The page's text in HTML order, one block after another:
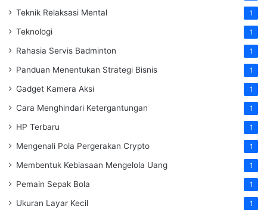
Teknik Relaksasi Mental 1
Teknologi 1
Rahasia Servis Badminton 1
Panduan Menentukan Strategi Bisnis 1
Gadget Kamera Aksi 1
Cara Menghindari Ketergantungan 1
HP Terbaru 1
Mengenali Pola Pergerakan Crypto 1
Membentuk Kebiasaan Mengelola Uang 1
Pemain Sepak Bola 1
Ukuran Layar Kecil 1